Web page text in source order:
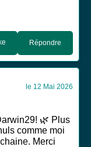
Répondre
le 12 Mai 2026
🌿 Plus
comme moi
Merci